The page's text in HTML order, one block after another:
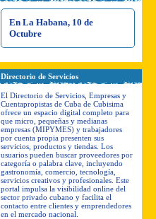
En La Habana, 10 de
Octubre
Directorio de Servicios
El Directorio de Servicios, Empresas y
Cuentapropistas de Cuba de Cubisima
ofrece un espacio digital completo para
que micro, pequeñas y medianas
empresas (MIPYMES) y trabajadores
por cuenta propia presenten sus
servicios, productos y tiendas. Los
usuarios pueden buscar proveedores por
categoría o palabra clave, incluyendo
gastronomía, comercio, tecnología,
servicios creativos y profesionales. Este
portal impulsa la visibilidad online del
sector privado cubano y facilita el
contacto entre clientes y emprendedores
en el mercado nacional.